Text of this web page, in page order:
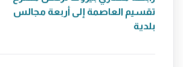
تقسيم العاصمة إلى أربعة مجالس
بلدية